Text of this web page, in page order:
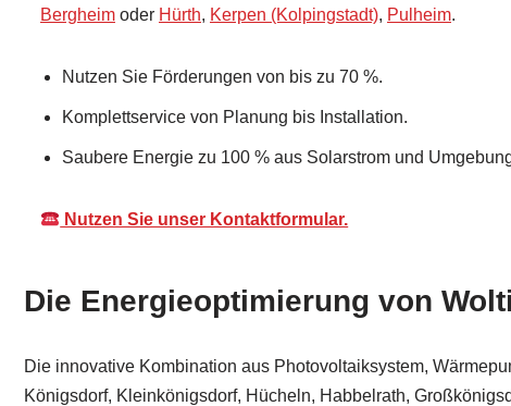
Bergheim oder Hürth, Kerpen (Kolpingstadt), Pulheim.
Nutzen Sie Förderungen von bis zu 70 %.
Komplettservice von Planung bis Installation.
Saubere Energie zu 100 % aus Solarstrom und
Nutzen Sie unser Kontaktformular.
Die Energieoptimierung von
Die innovative Kombination aus Photovoltaiksystem,
Königsdorf, Kleinkönigsdorf, Hücheln, Habbelrath,